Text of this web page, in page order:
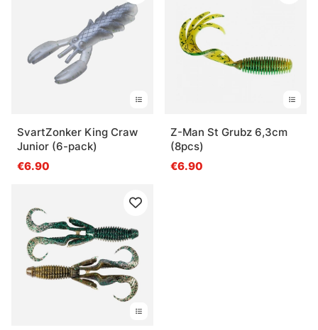
SvartZonker King Craw
Junior (6-pack)
€6.90
Z-Man St Grubz 6,3cm
(8pcs)
€6.90